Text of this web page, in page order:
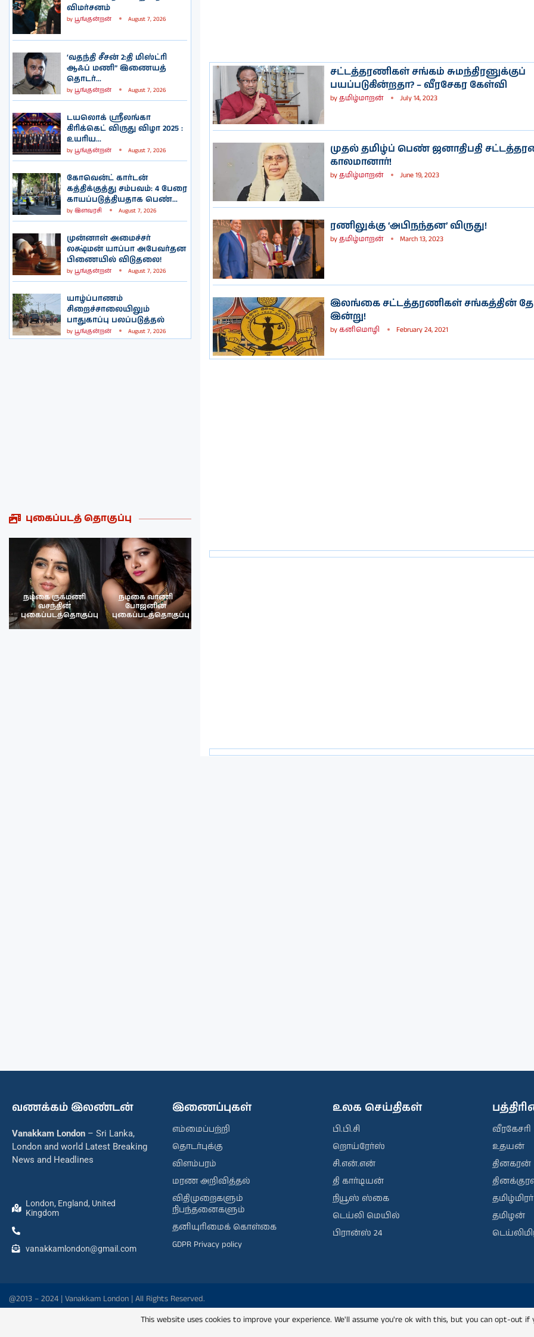
விமர்சனம்
by பூங்குன்றன் August 7, 2026
‘வதந்தி சீசன் 2:தி மிஸ்ட்ரி
ஆஃப் மணி” இணையத்
தொடர்...
by பூங்குன்றன் August 7, 2026
டயலொக் ஸ்ரீலங்கா
கிரிக்கெட் விருது விழா 2025 :
உயரிய...
by பூங்குன்றன் August 7, 2026
கோவென்ட் கார்டன்
கத்திக்குத்து சம்பவம்: 4 பேரை
காயப்படுத்தியதாக பெண்...
by இளவரசி August 7, 2026
முன்னாள் அமைச்சர்
லக்ஷ்மன் யாப்பா அபேவர்தன
பிணையில் விடுதலை!
by பூங்குன்றன் August 7, 2026
யாழ்ப்பாணம்
சிறைச்சாலையிலும்
பாதுகாப்பு பலப்படுத்தல்
by பூங்குன்றன் August 7, 2026
புகைப்படத் தொகுப்பு
நடிகை ருக்மணி
வசந்தின்
புகைப்படத்தொகுப்பு
நடிகை வாணி
போஜனின்
புகைப்படத்தொகுப்பு
சட்டத்தரணிகள் சங்கம் சுமந்திரனுக்குப்
பயப்படுகின்றதா? – வீரசேகர கேள்வி
byதமிழ்மாறன் July 14, 2023
முதல் தமிழ்ப் பெண் ஜனாதிபதி
காலமானார்!
byதமிழ்மாறன் June 19, 2023
ரணிலுக்கு ‘அபிநந்தன’ விருது!
byதமிழ்மாறன் March 13, 2023
இலங்கை சட்டத்தரணிகள் சங்கத்தின்
இன்று!
byகனிமொழி February 24, 2021
வணக்கம் இலண்டன்
Vanakkam London – Sri Lanka,
London and world Latest Breaking
News and Headlines
London, England, United
Kingdom
vanakkamlondon@gmail.com
இணைப்புகள்
எம்மைப்பற்றி
தொடர்புக்கு
விளம்பரம்
மரண அறிவித்தல்
விதிமுறைகளும்
நிபந்தனைகளும்
தனியுரிமைக் கொள்கை
GDPR Privacy policy
உலக செய்திகள்
பி.பி.சி
றொய்ரேர்ஸ்
சி.என்.என்
தி கார்டியன்
நியூஸ் ஸ்கை
டெய்லி மெயில்
பிரான்ஸ் 24
வீரகேசரி
உதயன்
தினகரன்
தமிழ்மிரர்
தமிழன்
@2013 – 2024 | Vanakkam London | All Rights Reserved.
This website uses cookies to improve your experience. We'll assume you're ok with this, but you can opt-out if